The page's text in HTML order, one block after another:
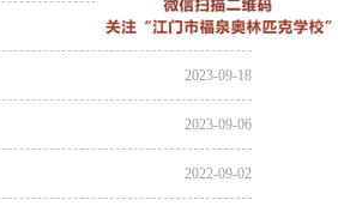
2023-11-20
2023-09-18
2023-09-06
2022-09-02